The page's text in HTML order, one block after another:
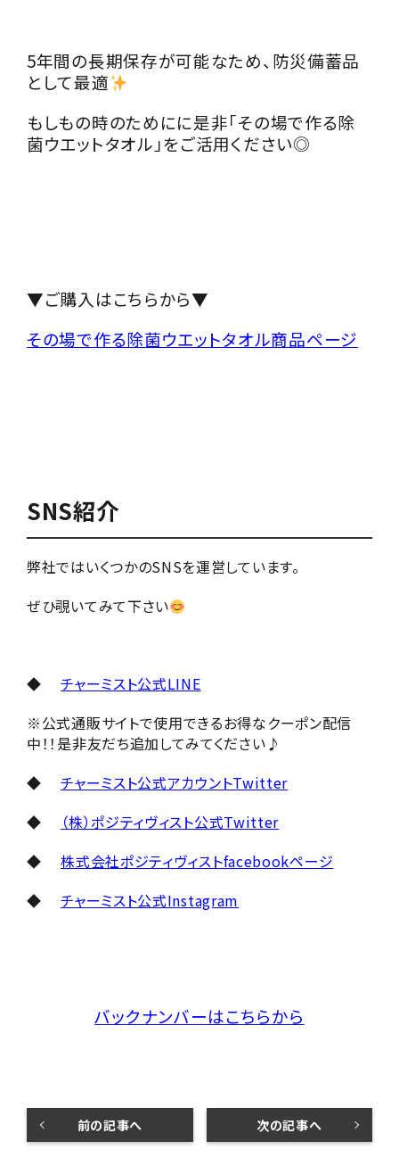
5年間の長期保存が可能なため、防災備蓄品
として最適
もしもの時のためにに是非「その場で作る除
菌ウエットタオル」をご活用ください◎
▼ご購入はこちらから▼
その場で作る除菌ウエットタオル商品ページ
SNS紹介
弊社ではいくつかのSNSを運営しています。
ぜひ覗いてみて下さい
◆チャーミスト公式LINE
※公式通販サイトで使用できるお得なクーポン配信
中！！是非友だち追加してみてください♪
◆チャーミスト公式アカウントTwitter
◆
（株）ポジティヴィスト公式Twitter
◆株式会社ポジティヴィストfacebookページ
◆チャーミスト公式Instagram
バックナンバーはこちらから
前の記事へ 次の記事へ